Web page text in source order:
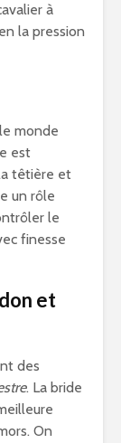
à
la pression
monde
est
têtière et
un rôle
le
finesse
et
des
. La bride
On